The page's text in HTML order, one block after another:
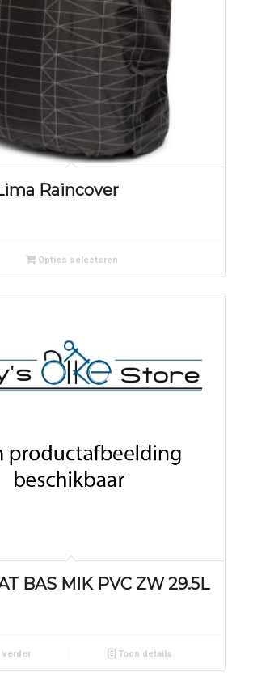
Raincover
Opties selecteren
BAS MIK PVC ZW 29.5L
Toon details